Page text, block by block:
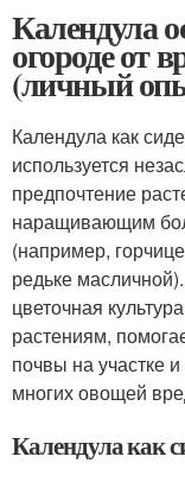
Календула
огороде от
(личный
Календула как
используется
предпочтение
наращивающим
(например,
редьке
цветочная
растениям,
почвы на участке
многих овощей
Календула как